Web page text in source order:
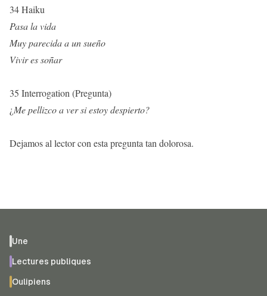
34 Haiku
Pasa la vida
Muy parecida a un sueño
Vivir es soñar
35 Interrogation (Pregunta)
¿Me pellizco a ver si estoy despierto?
Dejamos al lector con esta pregunta tan dolorosa.
Une
Lectures publiques
Oulipiens